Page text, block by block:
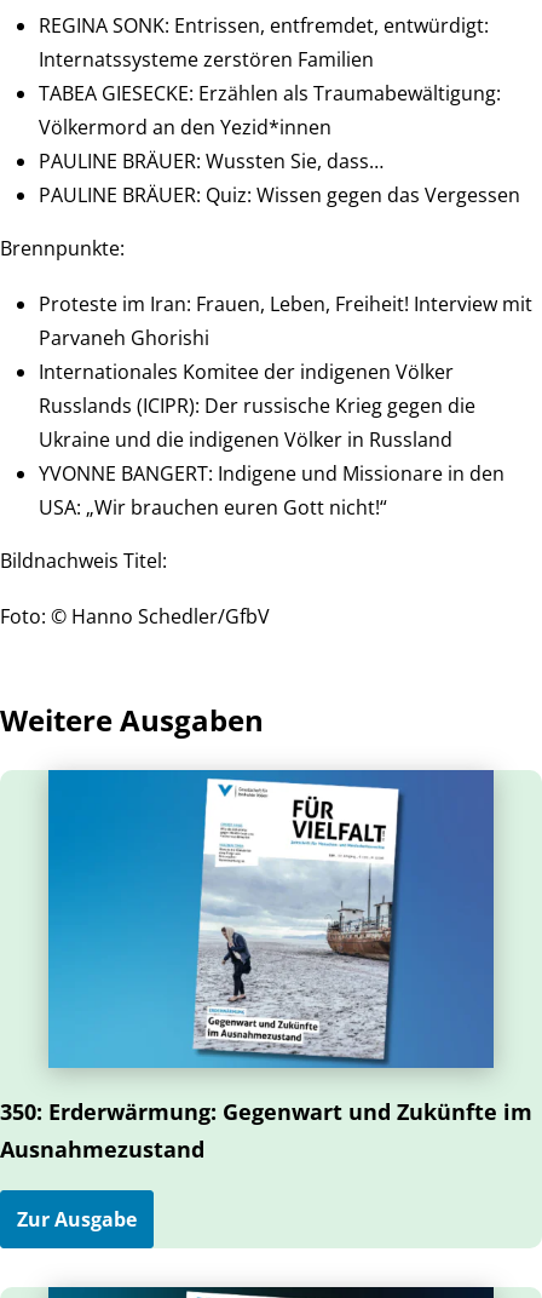
REGINA SONK: Entrissen, entfremdet, entwürdigt:
Internatssysteme zerstören Familien
TABEA GIESECKE: Erzählen als Traumabewältigung:
Völkermord an den Yezid*innen
PAULINE BRÄUER: Wussten Sie, dass…
PAULINE BRÄUER: Quiz: Wissen gegen das Vergessen
Brennpunkte:
Proteste im Iran: Frauen, Leben, Freiheit! Interview mit
Parvaneh Ghorishi
Internationales Komitee der indigenen Völker
Russlands (ICIPR): Der russische Krieg gegen die
Ukraine und die indigenen Völker in Russland
YVONNE BANGERT: Indigene und Missionare in den
USA: „Wir brauchen euren Gott nicht!“
Bildnachweis Titel:
Foto: © Hanno Schedler/GfbV
Weitere Ausgaben
350: Erderwärmung: Gegenwart und Zukünfte im
Ausnahmezustand
Zur Ausgabe